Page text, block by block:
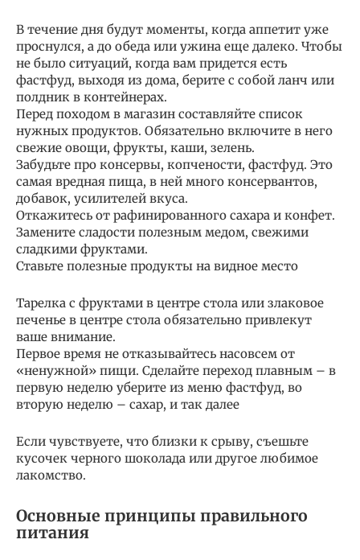
В течение дня будут моменты, когда аппетит уже
проснулся, а до обеда или ужина еще далеко. Чтобы
не было ситуаций, когда вам придется есть
фастфуд, выходя из дома, берите с собой ланч или
полдник в контейнерах.
Перед походом в магазин составляйте список
нужных продуктов. Обязательно включите в него
свежие овощи, фрукты, каши, зелень.
Забудьте про консервы, копчености, фастфуд. Это
самая вредная пища, в ней много консервантов,
добавок, усилителей вкуса.
Откажитесь от рафинированного сахара и конфет.
Замените сладости полезным медом, свежими
сладкими фруктами.
Ставьте полезные продукты на видное место
Тарелка с фруктами в центре стола или злаковое
печенье в центре стола обязательно привлекут
ваше внимание.
Первое время не отказывайтесь насовсем от
«ненужной» пищи. Сделайте переход плавным – в
первую неделю уберите из меню фастфуд, во
вторую неделю – сахар, и так далее
Если чувствуете, что близки к срыву, съешьте
кусочек черного шоколада или другое любимое
лакомство.
Основные принципы правильного
питания